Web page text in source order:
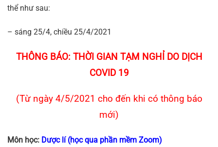
thể như sau:
– sáng 25/4, chiều 25/4/2021
THÔNG BÁO: THỜI GIAN TẠM NGHỈ DO DỊCH
COVID 19
(Từ ngày 4/5/2021 cho đến khi có thông báo
mới)
Môn học: Dược lí (học qua phần mềm Zoom)